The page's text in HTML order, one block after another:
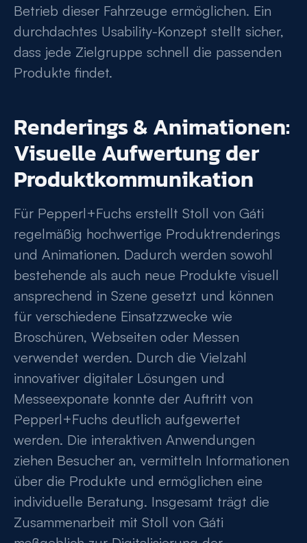
Betrieb dieser Fahrzeuge ermöglichen. Ein
durchdachtes Usability-Konzept stellt sicher,
dass jede Zielgruppe schnell die passenden
Produkte findet.
Renderings & Animationen:
Visuelle Aufwertung der
Produktkommunikation
Für Pepperl+Fuchs erstellt Stoll von Gáti
regelmäßig hochwertige Produktrenderings
und Animationen. Dadurch werden sowohl
bestehende als auch neue Produkte visuell
ansprechend in Szene gesetzt und können
für verschiedene Einsatzzwecke wie
Broschüren, Webseiten oder Messen
verwendet werden. Durch die Vielzahl
innovativer digitaler Lösungen und
Messeexponate konnte der Auftritt von
Pepperl+Fuchs deutlich aufgewertet
werden. Die interaktiven Anwendungen
ziehen Besucher an, vermitteln Informationen
über die Produkte und ermöglichen eine
individuelle Beratung. Insgesamt trägt die
Zusammenarbeit mit Stoll von Gáti